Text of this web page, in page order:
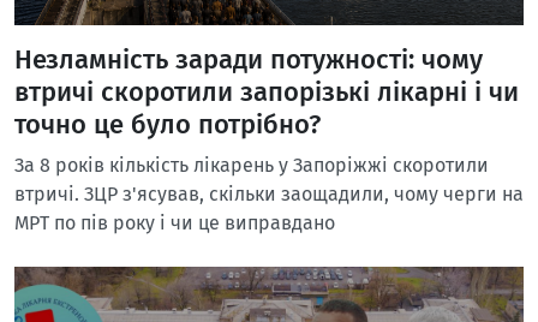
Незламність заради потужності: чому
втричі скоротили запорізькі лікарні і чи
точно це було потрібно?
За 8 років кількість лікарень у Запоріжжі скоротили
втричі. ЗЦР з'ясував, скільки заощадили, чому черги на
МРТ по пів року і чи це виправдано